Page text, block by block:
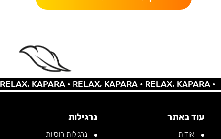
KAPARA •RELAX, KAPARA •RELAX, KAPARA •
עוד באתר
אודות
נרגילות
נרגילות רוסיות